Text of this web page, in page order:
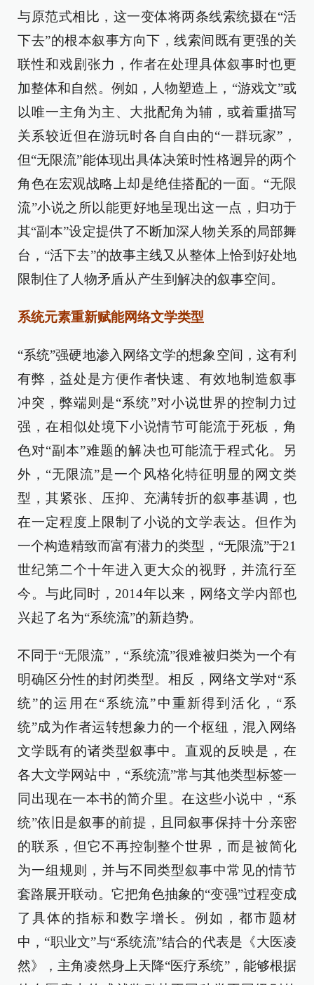
与原范式相比，这一变体将两条线索统摄在“活
下去”的根本叙事方向下，线索间既有更强的关
联性和戏剧张力，作者在处理具体叙事时也更
加整体和自然。例如，人物塑造上，“游戏文”或
以唯一主角为主、大批配角为辅，或着重描写
关系较近但在游玩时各自自由的“一群玩家”，
但“无限流”能体现出具体决策时性格迥异的两个
角色在宏观战略上却是绝佳搭配的一面。“无限
流”小说之所以能更好地呈现出这一点，归功于
其“副本”设定提供了不断加深人物关系的局部舞
台，“活下去”的故事主线又从整体上恰到好处地
限制住了人物矛盾从产生到解决的叙事空间。
系统元素重新赋能网络文学类型
“系统”强硬地渗入网络文学的想象空间，这有利
有弊，益处是方便作者快速、有效地制造叙事
冲突，弊端则是“系统”对小说世界的控制力过
强，在相似处境下小说情节可能流于死板，角
色对“副本”难题的解决也可能流于程式化。另
外，“无限流”是一个风格化特征明显的网文类
型，其紧张、压抑、充满转折的叙事基调，也
在一定程度上限制了小说的文学表达。但作为
一个构造精致而富有潜力的类型，“无限流”于21
世纪第二个十年进入更大众的视野，并流行至
今。与此同时，2014年以来，网络文学内部也
兴起了名为“系统流”的新趋势。
不同于“无限流”，“系统流”很难被归类为一个有
明确区分性的封闭类型。相反，网络文学对“系
统”的运用在“系统流”中重新得到活化，“系
统”成为作者运转想象力的一个枢纽，混入网络
文学既有的诸类型叙事中。直观的反映是，在
各大文学网站中，“系统流”常与其他类型标签一
同出现在一本书的简介里。在这些小说中，“系
统”依旧是叙事的前提，且同叙事保持十分亲密
的联系，但它不再控制整个世界，而是被简化
为一组规则，并与不同类型叙事中常见的情节
套路展开联动。它把角色抽象的“变强”过程变成
了具体的指标和数字增长。例如，都市题材
中，“职业文”与“系统流”结合的代表是《大医凌
然》，主角凌然身上天降“医疗系统”，能够根据